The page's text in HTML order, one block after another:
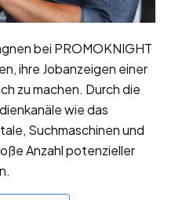
bei PROMOKNIGHT
ihre Jobanzeigen einer
zu machen. Durch die
wie das
Suchmaschinen und
Anzahl potenzieller